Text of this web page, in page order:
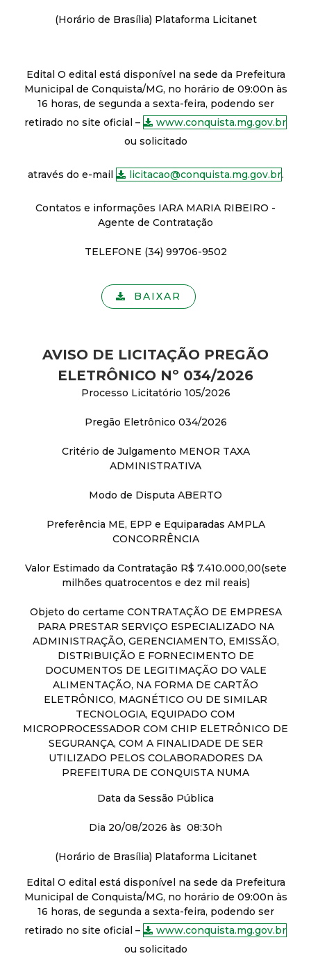
a
M
(Horário de Brasília) Plataforma Licitanet
Edital O edital está disponível na sede da Prefeitura
Municipal de Conquista/MG, no horário de 09:00n às
16 horas, de segunda a sexta-feira, podendo ser
retirado no site oficial –
www.conquista.mg.gov.br
ou solicitado
através do e-mail licitacao@conquista.mg.gov.br.
Contatos e informações IARA MARIA RIBEIRO -
Agente de Contratação
TELEFONE (34) 99706-9502
BAIXAR
AVISO DE LICITAÇÃO PREGÃO
ELETRÔNICO Nº 034/2026
Processo Licitatório 105/2026
Pregão Eletrônico 034/2026
Critério de Julgamento MENOR TAXA
ADMINISTRATIVA
Modo de Disputa ABERTO
Preferência ME, EPP e Equiparadas AMPLA
CONCORRÊNCIA
Valor Estimado da Contratação R$ 7.410.000,00(sete
milhões quatrocentos e dez mil reais)
Objeto do certame CONTRATAÇÃO DE EMPRESA
PARA PRESTAR SERVIÇO ESPECIALIZADO NA
ADMINISTRAÇÃO, GERENCIAMENTO, EMISSÃO,
DISTRIBUIÇÃO E FORNECIMENTO DE
DOCUMENTOS DE LEGITIMAÇÃO DO VALE
ALIMENTAÇÃO, NA FORMA DE CARTÃO
ELETRÔNICO, MAGNÉTICO OU DE SIMILAR
TECNOLOGIA, EQUIPADO COM
MICROPROCESSADOR COM CHIP ELETRÔNICO DE
SEGURANÇA, COM A FINALIDADE DE SER
UTILIZADO PELOS COLABORADORES DA
PREFEITURA DE CONQUISTA NUMA
Data da Sessão Pública
Dia 20/08/2026 às 08:30h
(Horário de Brasília) Plataforma Licitanet
Edital O edital está disponível na sede da Prefeitura
Municipal de Conquista/MG, no horário de 09:00n às
16 horas, de segunda a sexta-feira, podendo ser
retirado no site oficial –
www.conquista.mg.gov.br
ou solicitado